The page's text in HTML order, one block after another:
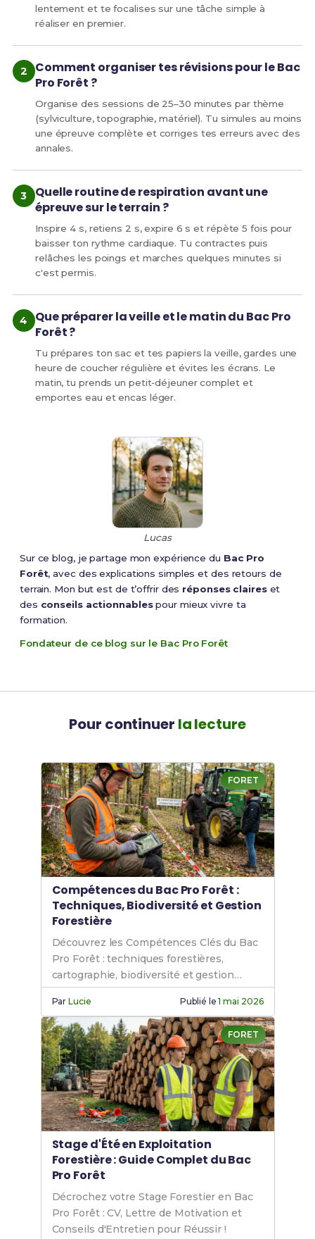
lentement et te focalises sur une tâche simple à
réaliser en premier.
Comment organiser tes révisions pour le Bac
Pro Forêt ?
Organise des sessions de 25–30 minutes par thème
(sylviculture, topographie, matériel). Tu simules au moins
une épreuve complète et corriges tes erreurs avec des
annales.
Quelle routine de respiration avant une
épreuve sur le terrain ?
Inspire 4 s, retiens 2 s, expire 6 s et répète 5 fois pour
baisser ton rythme cardiaque. Tu contractes puis
relâches les poings et marches quelques minutes si
c'est permis.
Que préparer la veille et le matin du Bac Pro
Forêt ?
Tu prépares ton sac et tes papiers la veille, gardes une
heure de coucher régulière et évites les écrans. Le
matin, tu prends un petit‑déjeuner complet et
emportes eau et encas léger.
Lucas
Sur ce blog, je partage mon expérience du Bac Pro
Forêt, avec des explications simples et des retours de
terrain. Mon but est de t’offrir des réponses claireset
des conseils actionnablespour mieux vivre ta
formation.
Fondateur de ce blog sur le Bac Pro Forêt
Pour continuer la lecture
FORET
Compétences du Bac Pro Forêt :
Techniques, Biodiversité et Gestion
Forestière
Découvrez les Compétences Clés du Bac
Pro Forêt : techniques forestières,
cartographie, biodiversité et gestion
durable pour réussir.
ParLucie Publié le1 mai 2026
FORET
Stage d'Été en Exploitation
Forestière : Guide Complet du Bac
Pro Forêt
Décrochez votre Stage Forestier en Bac
Pro Forêt : CV, Lettre de Motivation et
Conseils d'Entretien pour Réussir !